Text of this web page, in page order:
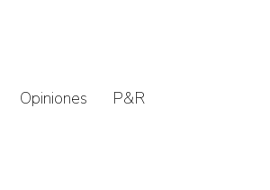
Opiniones P&R